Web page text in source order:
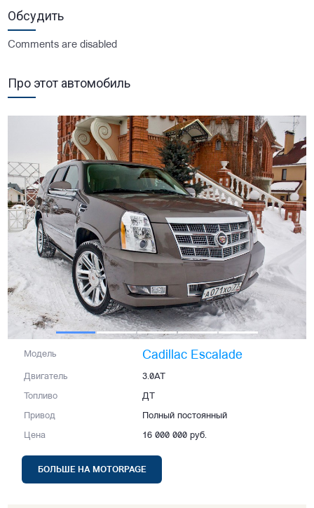
Обсудить
Comments are disabled
Про этот автомобиль
Модель Cadillac Escalade
Двигатель 3.0AT
Топливо ДТ
Привод Полный постоянный
Цена 16 000 000 руб.
БОЛЬШЕ НА MOTORPAGE